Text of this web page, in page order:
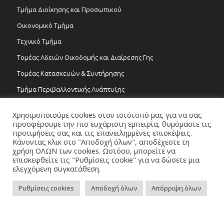
Τμήμα Διοίκησης και Προσωπικού
Οικονομικό Τμήμα
Τεχνικό Τμήμα
Τομέας Αδειών Οικοδομής και Διαίρεσης Γης
Τομέας Κατασκευών & Συντήρησης
Τμήμα Περιβαλλοντικής Ανάπτυξης
Τομέας Γραμμάτων και Τεχνών
Τροχονομία
Χρησιμοποιούμε cookies στον ιστότοπό μας για να σας
προσφέρουμε την πιο ευχάριστη εμπειρία, θυμόμαστε τις
προτιμήσεις σας και τις επανειλημμένες επισκέψεις.
Κάνοντας κλικ στο "Αποδοχή όλων", αποδέχεστε τη
χρήση ΟΛΩΝ των cookies. Ωστόσο, μπορείτε να
επισκεφθείτε τις "Ρυθμίσεις cookie" για να δώσετε μια
ελεγχόμενη συγκατάθεση.
Ρυθμίσεις cookies Αποδοχή όλων Απόρριψη όλων